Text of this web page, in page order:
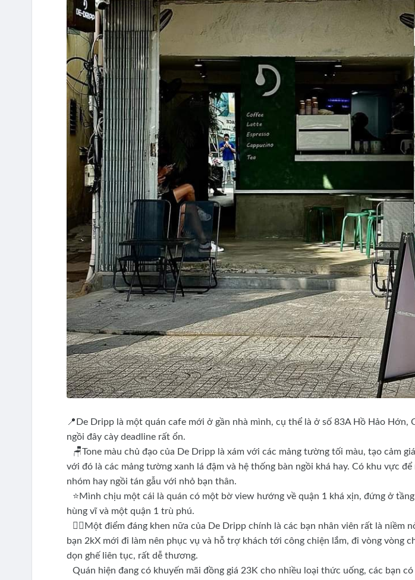
📍De Dripp là một quán cafe mới ở gần nhà mình, cụ thể là ở số 83A Hồ Hảo Hớn,
ngồi đây cày deadline rất ổn.
🪑Tone màu chủ đạo của De Dripp là xám với các mảng tường tối màu, tạo cảm
với đó là các mảng tường xanh lá đậm và hệ thống bàn ngồi khá hay. Có khu vực
nhóm hay ngồi tán gẫu với nhỏ bạn thân.
⭐️Mình chịu một cái là quán có một bờ view hướng về quận 1 khá xịn, đứng ở
hùng vĩ và một quận 1 trù phú.
👌🏻Một điểm đáng khen nữa của De Dripp chính là các bạn nhân viên rất là niềm
bạn 2kX mới đi làm nên phục vụ và hỗ trợ khách tới công chiện lắm, đi vòng vòng
dọn ghế liên tục, rất dễ thương.
Quán hiện đang có khuyến mãi đồng giá 23K cho nhiều loại thức uống, các bạn